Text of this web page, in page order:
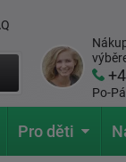
Po-
Pro děti